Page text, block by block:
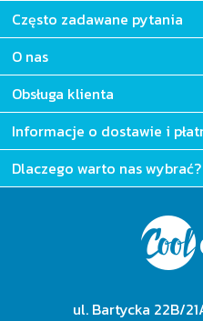
Często zadawane pytania
O nas
Obsługa klienta
Informacje o dostawie i
Dlaczego warto nas wybrać?
ul. Bartycka 22B/